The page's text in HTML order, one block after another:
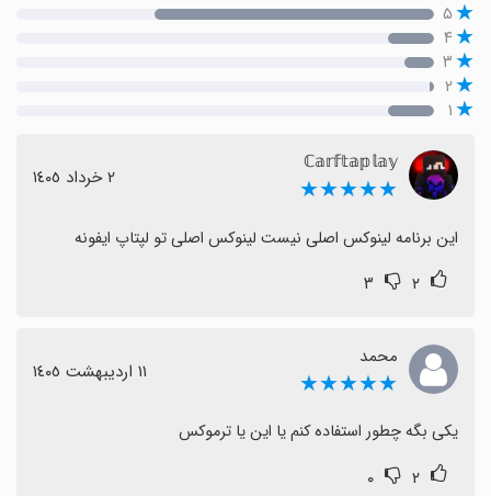
۵
۴
۳
۲
۱
ℂ𝕒𝕣𝕗𝕥𝕒𝕡𝕝𝕒𝕪
★★★★★ ٢ خرداد ١٤٠٥
این برنامه لینوکس اصلی نیست لینوکس اصلی تو لپتاپ ایفونه
۲ ۳
محمد
★★★★★ ١١ اردیبهشت ١٤٠٥
یکی بگه چطور استفاده کنم یا این یا ترموکس
۲ ۰